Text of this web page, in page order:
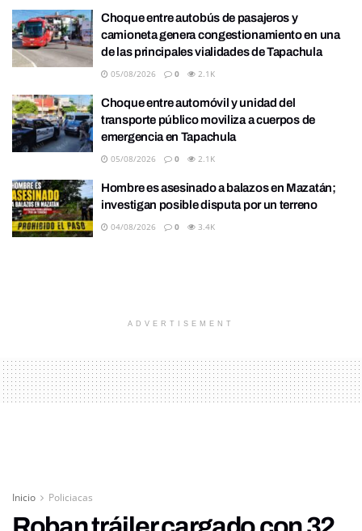
Choque entre autobús de pasajeros y
camioneta genera congestionamiento en una
de las principales vialidades de Tapachula
05/08/2026 0 2.1K
Choque entre automóvil y unidad del
transporte público moviliza a cuerpos de
emergencia en Tapachula
05/08/2026 0 2.1K
Hombre es asesinado a balazos en Mazatán;
investigan posible disputa por un terreno
04/08/2026 0 3.4K
ADVERTISEMENT
Inicio Policiacas